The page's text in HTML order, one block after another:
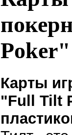
Карты
"Full Tilt